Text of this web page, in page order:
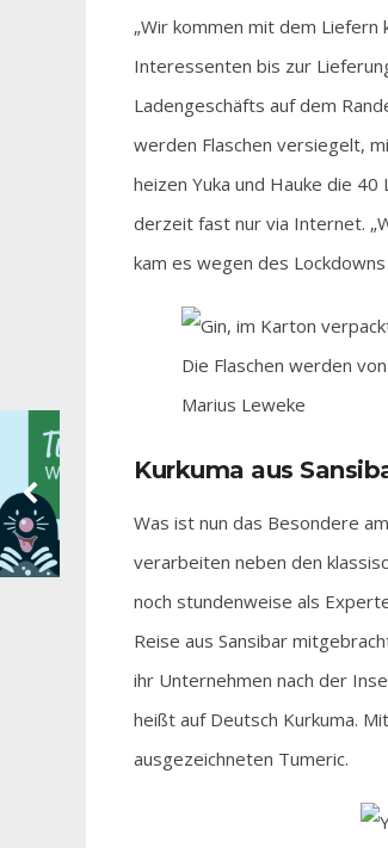
„Wir kommen mit dem Liefern
Interessenten bis zur
Ladengeschäfts auf dem
werden Flaschen versiegelt,
heizen Yuka und Hauke die
derzeit fast nur via Internet.
kam es wegen des Lockdowns
Die Flaschen werden
Marius Leweke
Kurkuma aus
Was ist nun das Besondere
verarbeiten neben den
noch stundenweise als
Reise aus Sansibar
ihr Unternehmen nach der
heißt auf Deutsch Kurkuma.
ausgezeichneten Tumeric.